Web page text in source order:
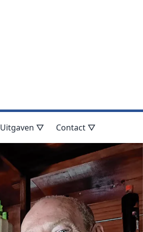
Uitgaven ▽ Contact ▽